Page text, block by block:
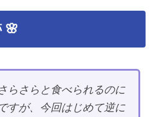
🌸
らさらと食べられるのに
すが、今回はじめて逆に